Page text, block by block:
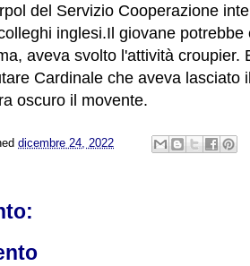
del Servizio Cooperazione
inglesi.Il giovane
aveva svolto l'attività croupier.
Cardinale che aveva lasciato
oscuro il movente.
dicembre 24, 2022